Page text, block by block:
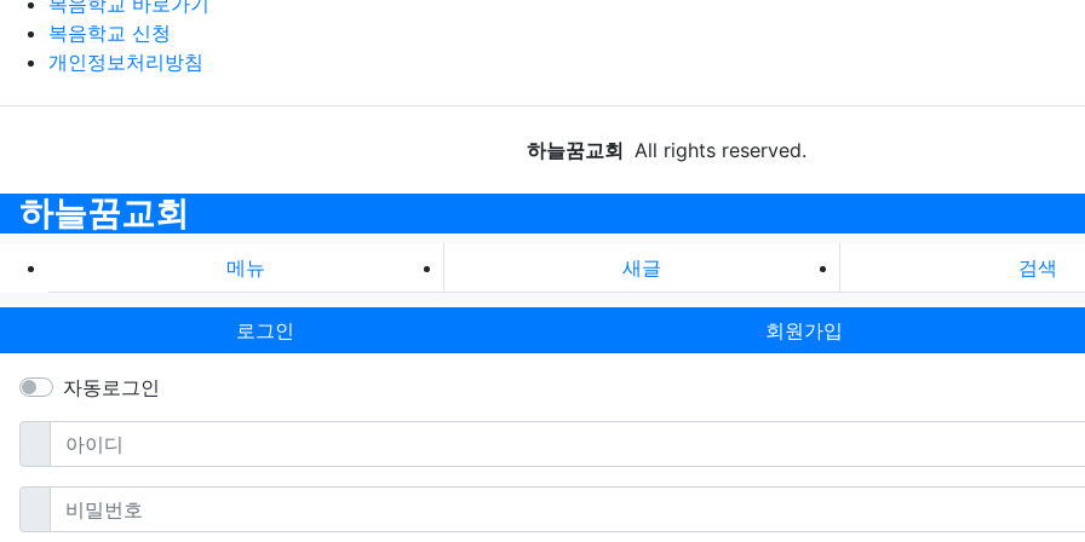
복음학교 신청
개인정보처리방침
하늘꿈교회 All rights reserved.
하늘꿈교회
메뉴 새글 검색
로그인 회원가입
자동로그인
아이디필수
비밀번호필수